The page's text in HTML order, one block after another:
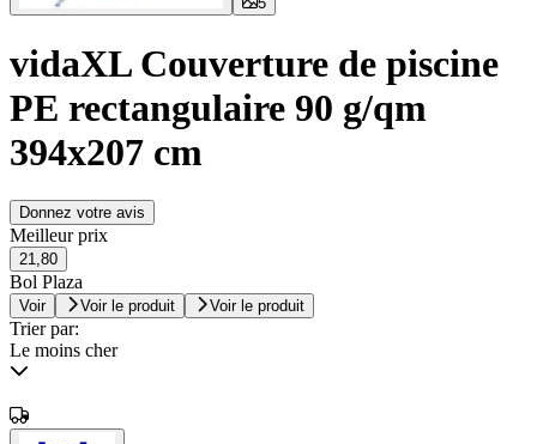
vidaXL Couverture de piscine
PE rectangulaire 90 g/qm
394x207 cm
Donnez votre avis
Meilleur prix
21,80
Bol Plaza
Voir Voir le produit Voir le produit
Trier par:
Le moins cher